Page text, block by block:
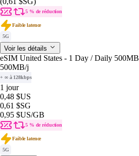
5 % de réduction
Faible latence
5G
Voir les détails
eSIM United States - 1 Day / Daily 500MB
500MB/j
+ ∞ à 128kbps
1 jour
0,48 $US
0,61 $SG
0,95 $US/GB
5 % de réduction
Faible latence
5G